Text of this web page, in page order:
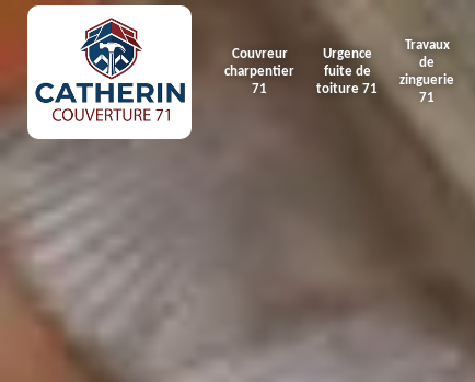
Couvreur
charpentier
71
Urgence
fuite de
toiture 71
Travaux
de
zinguerie
71